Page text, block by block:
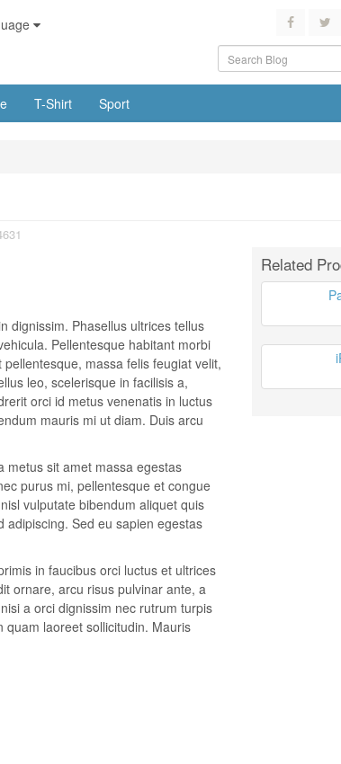
T-Shirt Sport
dignissim. Phasellus ultrices tellus
Pellentesque habitant morbi
massa felis feugiat velit,
leo, scelerisque in facilisis a,
orci id metus venenatis in luctus
mauris mi ut diam. Duis arcu
metus sit amet massa egestas
purus mi, pellentesque et congue
vulputate bibendum aliquet quis
Sed eu sapien egestas
in faucibus orci luctus et ultrices
ornare, arcu risus pulvinar ante, a
a orci dignissim nec rutrum turpis
quam laoreet sollicitudin. Mauris
Related